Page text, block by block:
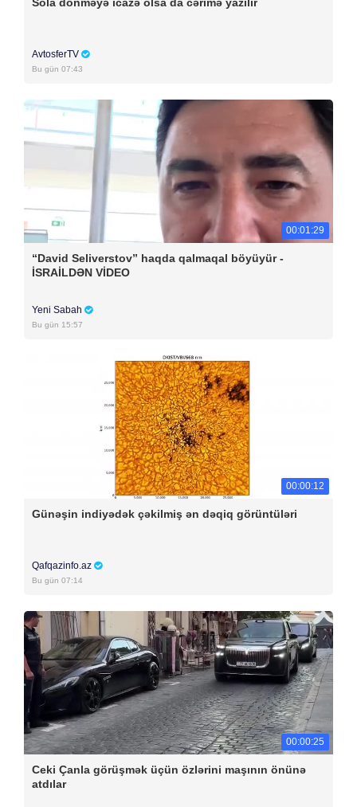
AvtosferTV
Bu gün 07:43
00:01:29
“David Seliverstov” haqda qalmaqal böyüyür -
İSRAİLDƏN VİDEO
Yeni Sabah
Bu gün 15:57
00:00:12
Günəşin indiyədək çəkilmiş ən dəqiq görüntüləri
Qafqazinfo.az
Bu gün 07:14
00:00:25
Ceki Çanla görüşmək üçün özlərini maşının önünə
atdılar